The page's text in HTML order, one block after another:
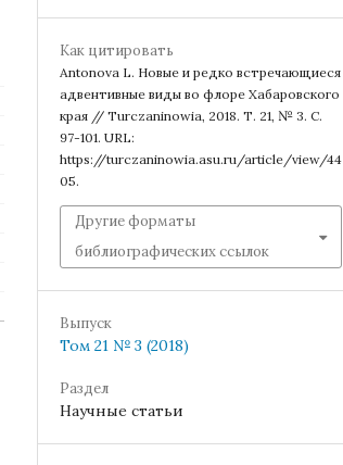
Как цитировать
Antonova L. Новые и редко встречающиеся
адвентивные виды во флоре Хабаровского
края // Turczaninowia, 2018. Т. 21, № 3. С.
97-101. URL:
https://turczaninowia.asu.ru/article/view/44
05.
Другие форматы
библиографических ссылок
Выпуск
Том 21 № 3 (2018)
Раздел
Научные статьи